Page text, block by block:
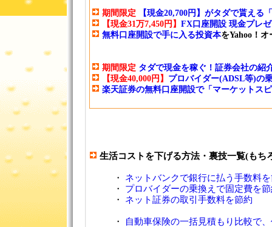
期間限定
【現金20,700円】がタダで貰える
【現金31万7,450円】 FX口座開設 現金プレ
無料口座開設で手に入る投資本をYahoo！
期間限定 タダで現金を稼ぐ！証券会社の紹
【現金40,000円】 プロバイダー(ADSL等)の
楽天証券の無料口座開設で「マーケットス
生活コストを下げる方法・裏技一覧(もち
・ ネットバンクで銀行に払う手数料
・ プロバイダーの乗換えで固定費を
・ ネット証券の取引手数料を節約
・
自動車保険の一括見積もり比較で